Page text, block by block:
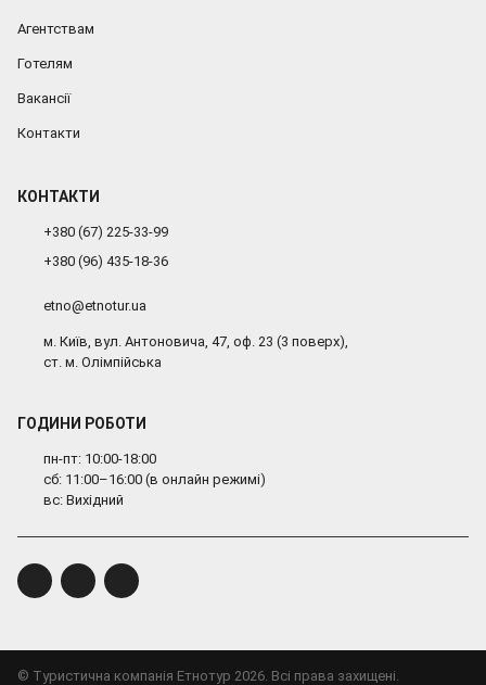
Агентствам
Готелям
Вакансії
Контакти
КОНТАКТИ
+380 (67) 225-33-99
+380 (96) 435-18-36
etno@etnotur.ua
м. Київ, вул. Антоновича, 47, оф. 23 (3 поверх),
ст. м. Олімпійська
ГОДИНИ РОБОТИ
пн-пт: 10:00-18:00
сб: 11:00–16:00 (в онлайн режимі)
вс: Вихідний
© Туристична компанія Етнотур 2026. Всі права захищені.